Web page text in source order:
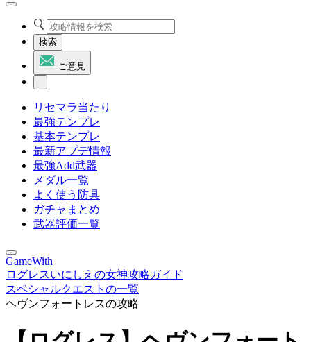
検索
ご意見
リセマラ当たり
最強テンプレ
基本テンプレ
最新アプデ情報
最強Add武器
メダル一覧
よく使う防具
ガチャまとめ
武器評価一覧
GameWith
ログレスいにしえの女神攻略ガイド
スペシャルクエストの一覧
ヘヴンフォートレスの攻略